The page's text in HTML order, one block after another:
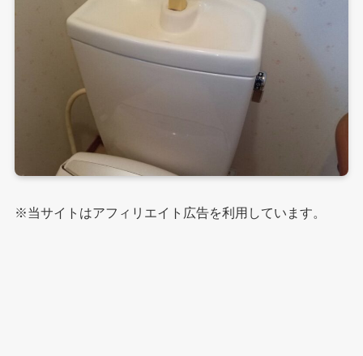
※当サイトはアフィリエイト広告を利用しています。